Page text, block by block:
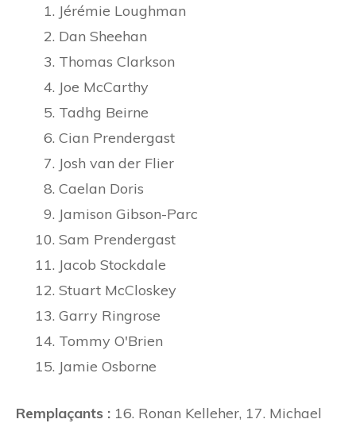
Jérémie Loughman
Dan Sheehan
Thomas Clarkson
Joe McCarthy
Tadhg Beirne
Cian Prendergast
Josh van der Flier
Caelan Doris
Jamison Gibson-Parc
Sam Prendergast
Jacob Stockdale
Stuart McCloskey
Garry Ringrose
Tommy O'Brien
Jamie Osborne
Remplaçants : 16. Ronan Kelleher, 17. Michael